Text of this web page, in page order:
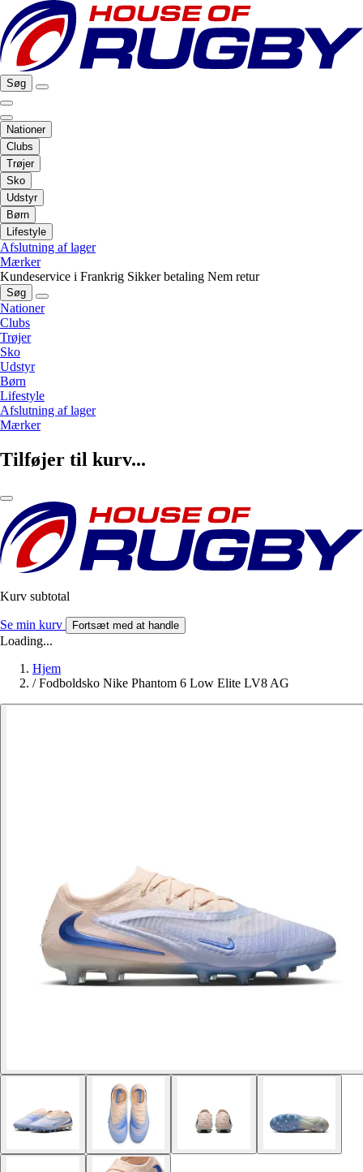
Søg
Nationer
Clubs
Trøjer
Sko
Udstyr
Børn
Lifestyle
Afslutning af lager
Mærker
Kundeservice i Frankrig Sikker betaling Nem retur
Søg
Nationer
Clubs
Trøjer
Sko
Udstyr
Børn
Lifestyle
Afslutning af lager
Mærker
Tilføjer til kurv...
Kurv subtotal
Se min kurv Fortsæt med at handle
Loading...
Hjem
/ Fodboldsko Nike Phantom 6 Low Elite LV8 AG